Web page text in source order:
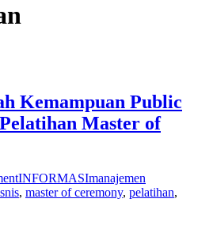
Kemampuan Public
Master of
INFORMASImanajemen
, master of ceremony, pelatihan,